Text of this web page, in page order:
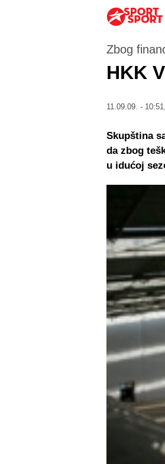
Zbog
HKK
11.09.09. - 10:51,
Skupština
da zbog
u idućoj